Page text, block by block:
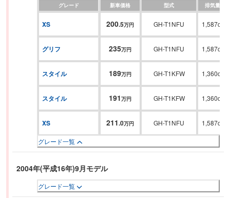
グレード 新車価格 型式 排気量
XS 200.5万円 GH-T1NFU 1,587cc
グリフ 235万円 GH-T1NFU 1,587cc
スタイル 189万円 GH-T1KFW 1,360cc
スタイル 191万円 GH-T1KFW 1,360cc
XS 211.0万円 GH-T1NFU 1,587cc
グレード一覧
2004年(平成16年)9月モデル
グレード一覧